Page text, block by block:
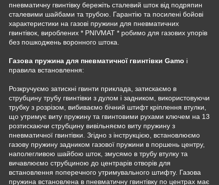
пневматичну гвинтівку бережіть сталевий шток від подряпин
сталевими шайбами та трубою. Гарантію та посилені бойові
характеристики на газові пружини для пневматичних
гвинтівок, вироблених * PNIVMAT * робимо для газових упорів
без пошкоджень воронного штока.
Газова пружина для пневматичної гвинтівки Gamo і
правила встановлення:
Розкручуємо затискні гвинти приклада, затискаємо в
струбцину трубу гвинтівки з дулом і задником, використовуючи
трубку з розрізом, вибиваємо бічний штифт кріплення втулки,
що утримує виту пружину та гвинтовими рухами ключем на 13
розтискаючи струбцину вивільняємо виту пружину з
пневматичної гвинтівки. Згідно з інструкцією, встановлюємо
газову пружину задником газової пружини в поршень центру,
наполегливою шайбою шток, змусямо в трубу втулку та
вичавлюємо струбциною до центрарів отворів для
встановлення поперечного утримувального штифту. Газова
пружина встановлена в пневматичну гвинтівку по центрах має